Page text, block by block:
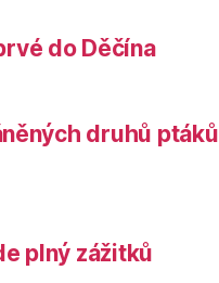
do Děčína
druhů ptáků
plný zážitků